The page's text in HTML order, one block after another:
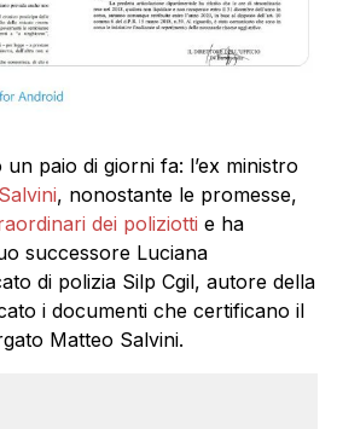
paio di giorni fa: l’ex ministro
, nonostante le promesse,
dei poliziotti e ha
successore Luciana
di polizia Silp Cgil, autore della
i documenti che certificano il
Matteo Salvini.